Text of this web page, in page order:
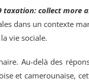
taxation: collect more
dans un contexte
vie sociale.
Au-delà des
et camerounaise,